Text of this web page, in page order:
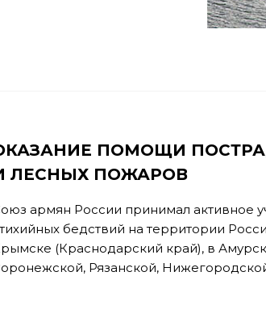
ПОМОЩИ
ЛЕСНЫХ ПОЖАРОВ
армян России принимал активное
бедствий на территории
(Краснодарский край), в
Рязанской,